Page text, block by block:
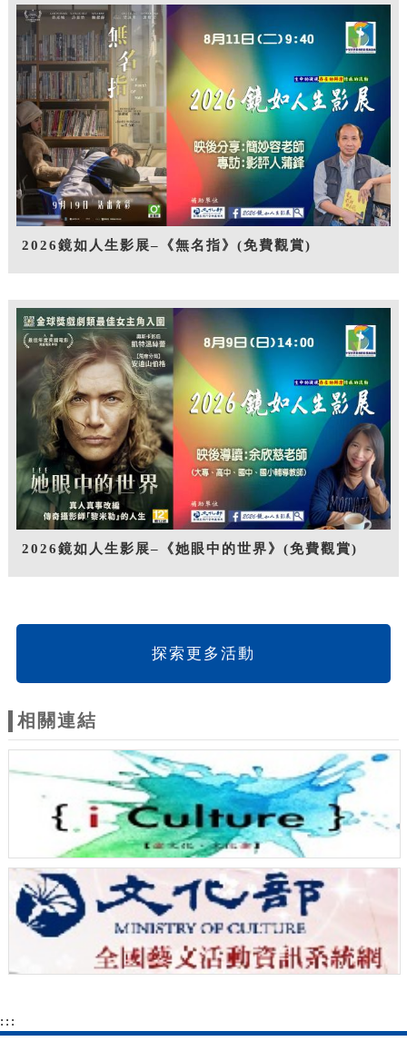
2026鏡如人生影展–《無名指》(免費觀賞)
2026鏡如人生影展–《她眼中的世界》(免費觀賞)
探索更多活動
相關連結
:::